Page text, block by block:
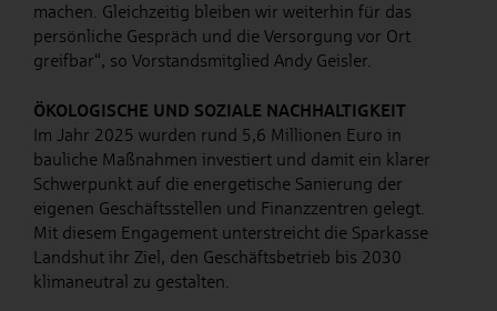
machen. Gleichzeitig bleiben wir weiterhin für das
persönliche Gespräch und die Versorgung vor Ort
greifbar“, so Vorstandsmitglied Andy Geisler.
ÖKOLOGISCHE UND SOZIALE NACHHALTIGKEIT
Im Jahr 2025 wurden rund 5,6 Millionen Euro in
bauliche Maßnahmen investiert und damit ein klarer
Schwerpunkt auf die energetische Sanierung der
eigenen Geschäftsstellen und Finanzzentren gelegt.
Mit diesem Engagement unterstreicht die Sparkasse
Landshut ihr Ziel, den Geschäftsbetrieb bis 2030
klimaneutral zu gestalten.